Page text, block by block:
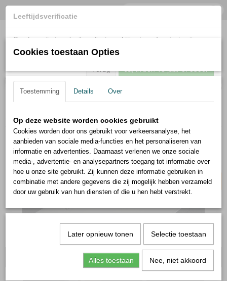
Inloggen
UW WINKELWAGEN
Home > > Forge Wood Santoku
Oorspronkelijk 75,95
30% korting
Leeftijdsverificatie
Om deze site te gebruiken dient u achttien jaar of ouder te zijn.
Terug Ja, ik ben 18 jaar of ouder
Cookies toestaan Opties
Toestemming Details Over
Op deze website worden cookies gebruikt
Cookies worden door ons gebruikt voor verkeersanalyse, het
aanbieden van sociale media-functies en het personaliseren van
informatie en advertenties. Daarnaast verlenen we onze sociale
media-, advertentie- en analysepartners toegang tot informatie over
hoe u onze site gebruikt. Zij kunnen deze informatie gebruiken in
combinatie met andere gegevens die zij mogelijk hebben verzameld
door uw gebruik van hun diensten of die u hen hebt verstrekt.
Later opnieuw tonen Selectie toestaan
Alles toestaan Nee, niet akkoord